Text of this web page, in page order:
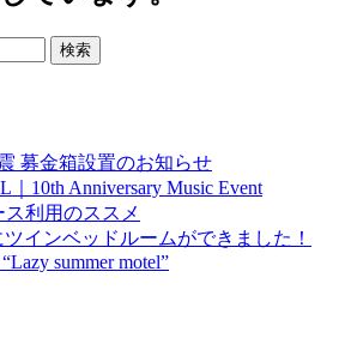
募金箱設置のお知らせ
10th Anniversary Music Event
利用のススメ
インベッドルームができました！
summer motel”